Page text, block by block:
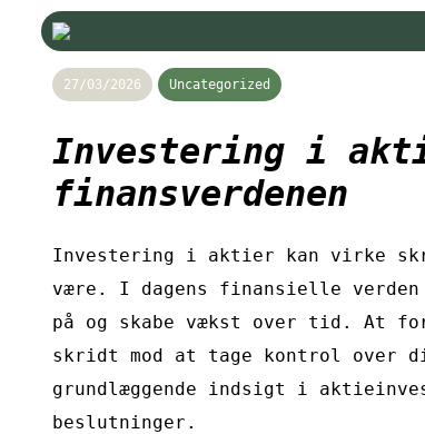
27/03/2026 Uncategorized
Investering i
finansverdenen
Investering i aktier kan virke
være. I dagens finansielle
på og skabe vækst over tid. At
skridt mod at tage kontrol over
grundlæggende indsigt i
beslutninger.